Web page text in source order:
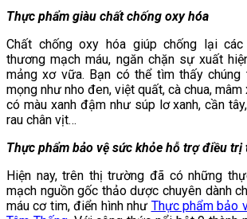
Thực phẩm giàu chất chống oxy hóa
Chất chống oxy hóa giúp chống lại
thương mạch máu, ngăn chặn sự xuất
mảng xơ vữa. Bạn có thể tìm thấy chúng
mọng như nho đen, việt quất, cà chua,
có màu xanh đậm như súp lơ xanh, cần
rau chân vịt…
Thực phẩm bảo vệ sức khỏe hỗ trợ điều trị
Hiện nay, trên thị trường đã có những
mạch nguồn gốc thảo dược chuyên dành
máu cơ tim, điển hình như Thực phẩm bảo